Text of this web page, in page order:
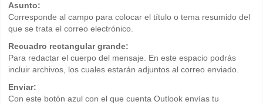
Asunto:
Corresponde al campo para colocar el título o tema resumido del
que se trata el correo electrónico.
Recuadro rectangular grande:
Para redactar el cuerpo del mensaje. En este espacio podrás
incluir archivos, los cuales estarán adjuntos al correo enviado.
Enviar:
Con este botón azul con el que cuenta Outlook envías tu